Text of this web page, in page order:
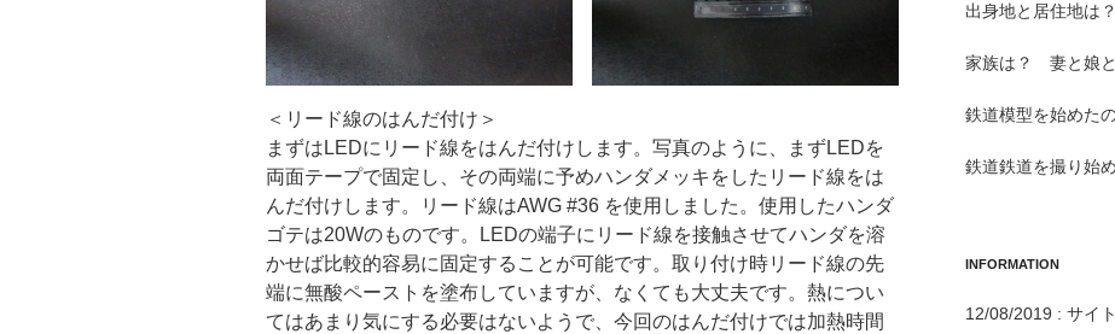
＜リード線のはんだ付け＞
まずはLEDにリード線をはんだ付けします。写真のように、まずLEDを
両面テープで固定し、その両端に予めハンダメッキをしたリード線をは
んだ付けします。リード線はAWG #36 を使用しました。使用したハンダ
ゴテは20Wのものです。LEDの端子にリード線を接触させてハンダを溶
かせば比較的容易に固定することが可能です。取り付け時リード線の先
端に無酸ペーストを塗布していますが、なくても大丈夫です。熱につい
てはあまり気にする必要はないようで、今回のはんだ付けでは加熱時間
出身地と居住地は
家族は？ 妻と娘
鉄道模型を始めた
鉄道鉄道を撮り始
INFORMATION
12/08/2019 : サイ